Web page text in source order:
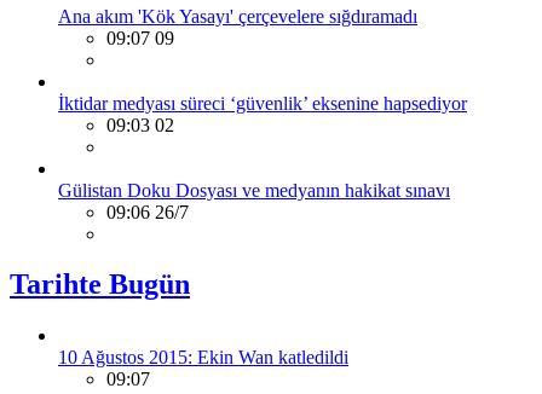
Ana akım 'Kök Yasayı' çerçevelere sığdıramadı
09:07 09
İktidar medyası süreci ‘güvenlik’ eksenine hapsediyor
09:03 02
Gülistan Doku Dosyası ve medyanın hakikat sınavı
09:06 26/7
Tarihte Bugün
10 Ağustos 2015: Ekin Wan katledildi
09:07